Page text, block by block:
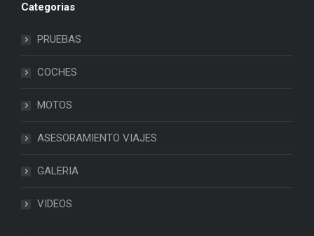
Categorias
PRUEBAS
COCHES
MOTOS
ASESORAMIENTO VIAJES
GALERIA
VIDEOS